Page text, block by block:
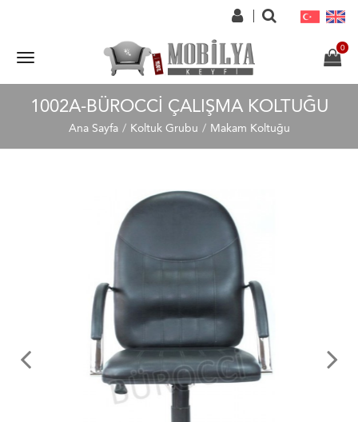
1002A-BÜROCCI ÇALIŞMA KOLTUĞU
Ana Sayfa Koltuk Grubu Makam Koltuğu